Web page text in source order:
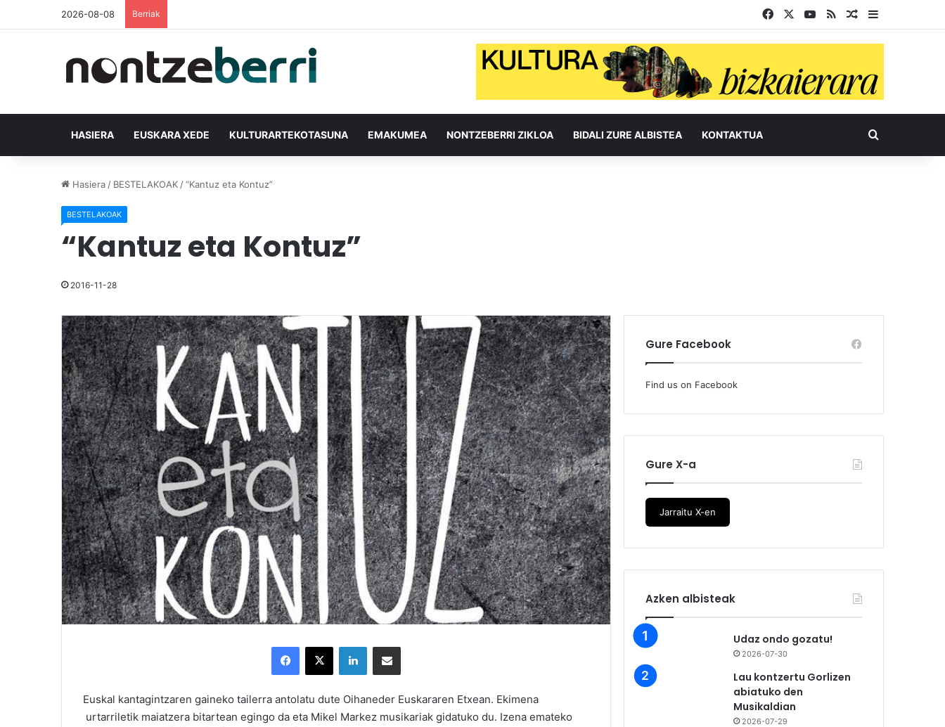
2026-08-08 Berriak Facebook YouTube
RSS Ausazko
HASIERA EUSKARA XEDE KULTURARTEKOTASUNA EMAKUMEA NONTZEBERRI ZIKLOA BIDALI ZURE ALBISTEA KONTAKTUA Bilatu
Hasiera / BESTELAKOAK /“Kantuz eta Kontuz”
BESTELAKOAK
“Kantuz eta Kontuz”
2016-11-28
Euskal kantagintzaren gaineko tailerra antolatu dute Oihaneder Euskararen Etxean. Ekimena
urtarriletik maiatzera bitartean egingo da eta Mikel Markez musikariak gidatuko du. Izena emateko
Gure Facebook
Find us on Facebook
Gure X-a
Jarraitu X-en
Azken albisteak
Udaz ondo gozatu!
2026-07-30
Lau kontzertu Gorlizen
abiatuko den
Musikaldian
2026-07-29